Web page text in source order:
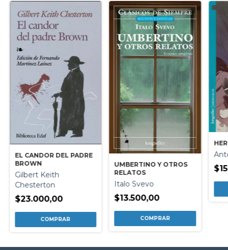
EL CANDOR DEL PADRE
BROWN
Gilbert Keith
Chesterton
$23.000,00
UMBERTINO Y OTROS
RELATOS
Italo Svevo
$13.500,00